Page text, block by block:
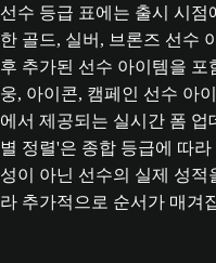
선수 등급 표에는 출시 시점
한 골드, 실버, 브론즈 선수
후 추가된 선수 아이템을 포
웅, 아이콘, 캠페인 선수 아
에서 제공되는 실시간 폼
별 정렬'은 종합 등급에 따
성이 아닌 선수의 실제 성
라 추가적으로 순서가 매겨